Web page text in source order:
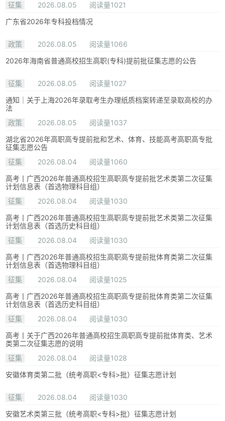
征集
2026.08.05
阅读量1021
广东省2026年专科投档情况
政策 2026.08.05
阅读量1066
2026年海南省普通高校招生高职(专科)提前批征集志愿的公告
征集 2026.08.05
阅读量1027
通知｜关于上海2026年录取考生办理纸质档案转递至录取高校的办
法
政策
2026.08.05
阅读量1037
湖北省2026年高职高专提前批和艺术、体育、技能高考高职高专批
征集志愿公告
征集
2026.08.04
阅读量1060
高考丨广西2026年普通高校招生高职高专提前批艺术类第二次征集
计划信息表（首选物理科目组）
征集
2026.08.04
阅读量1030
高考丨广西2026年普通高校招生高职高专提前批艺术类第二次征集
计划信息表（首选历史科目组）
征集
2026.08.04
阅读量1030
高考丨广西2026年普通高校招生高职高专提前批体育类第二次征集
计划信息表（首选物理科目组）
征集
2026.08.04
阅读量1025
高考丨广西2026年普通高校招生高职高专提前批体育类第二次征集
计划信息表（首选历史科目组）
征集
2026.08.04
阅读量1030
高考丨关于广西2026年普通高校招生高职高专提前批体育类、艺术
类第二次征集志愿的说明
征集
2026.08.04
阅读量1028
安徽体育类第二批（统考高职<专科>批）征集志愿计划
征集 2026.08.04
阅读量1030
安徽艺术类第三批（统考高职<专科>批）征集志愿计划